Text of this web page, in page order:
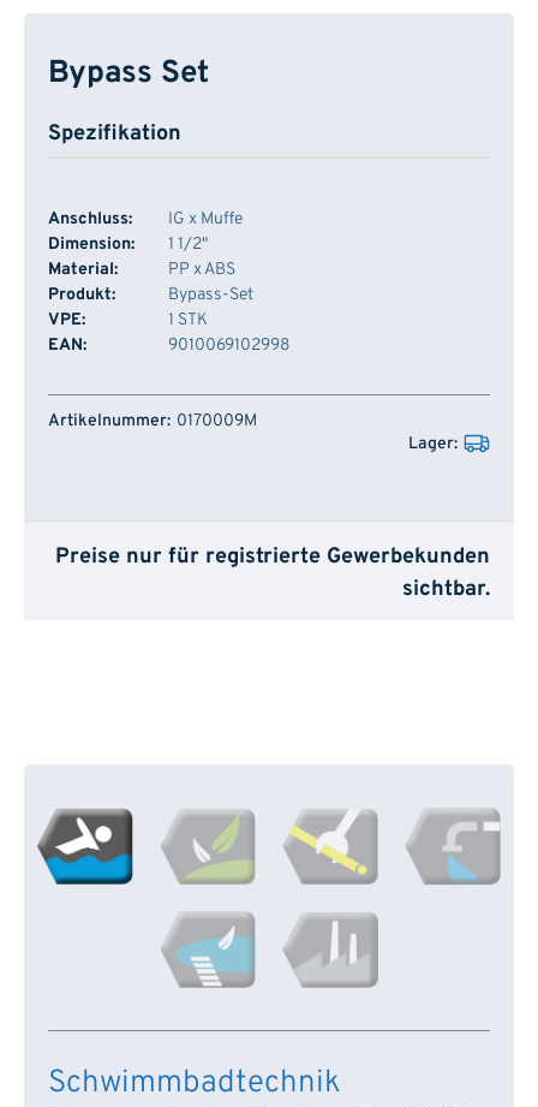
Bypass Set
Spezifikation
Anschluss:
IG x Muffe
Dimension:
1 1/2"
Material:
PP x ABS
Produkt:
Bypass-Set
VPE:
1 STK
EAN:
9010069102998
Artikelnummer Lager
0170009M
Preise nur für registrierte Gewerbekunden
sichtbar.
Schwimmbadtechnik